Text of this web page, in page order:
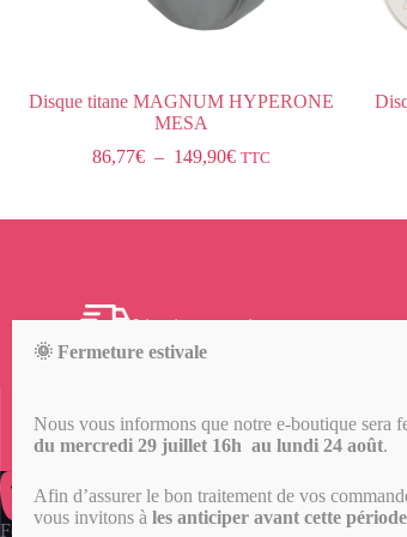
Disque titane MAGNUM HYPERONE
MESA
86,77€ – 149,90€ TTC
Livraison gratuite
Frais de port offerts à partir de 150 € d’achat sur
Fondée en 2016, ORTECH Dental est
🌞 Fermeture estivale
Nous vous informons que notre e-boutique sera
du mercredi 29 juillet 16h au lundi 24 août.
Afin d’assurer le bon traitement de vos
vous invitons à les anticiper avant cette période